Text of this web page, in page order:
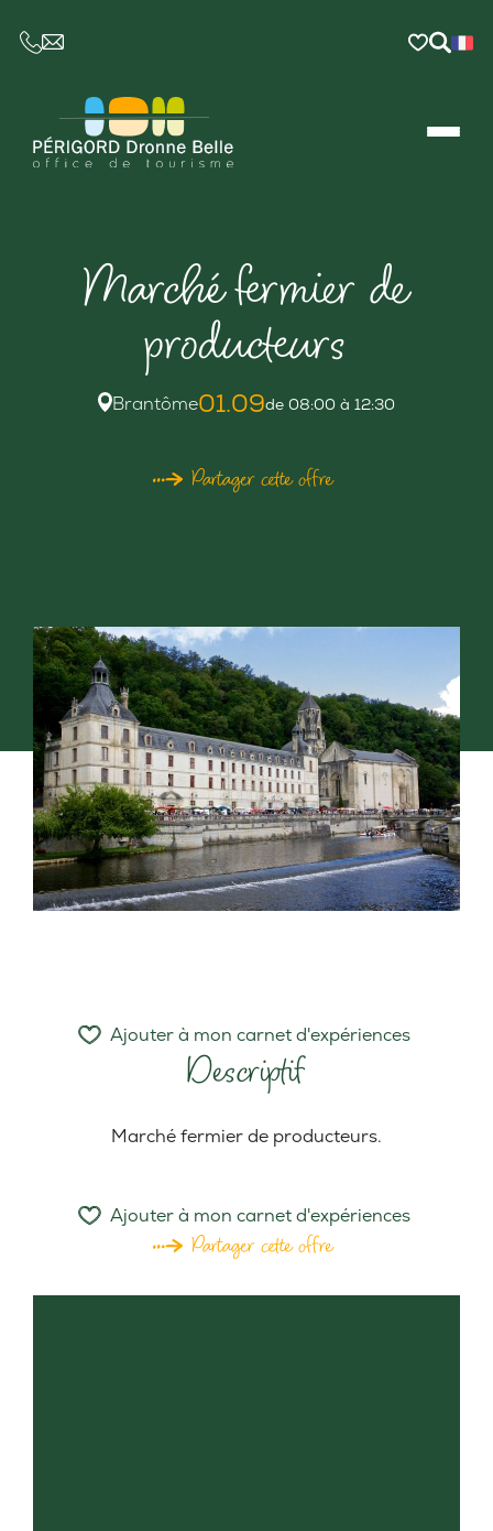
CE LIEN OUVRIRA VOTRE LOGICIEL DE
Marché fermier de
producteurs
Brantôme01.09de 08:00 à 12:30
Partager cette offre
Descriptif
Ajouter à mon carnet d'expériences
Marché fermier de producteurs.
Ajouter à mon carnet d'expériences
Partager cette offre